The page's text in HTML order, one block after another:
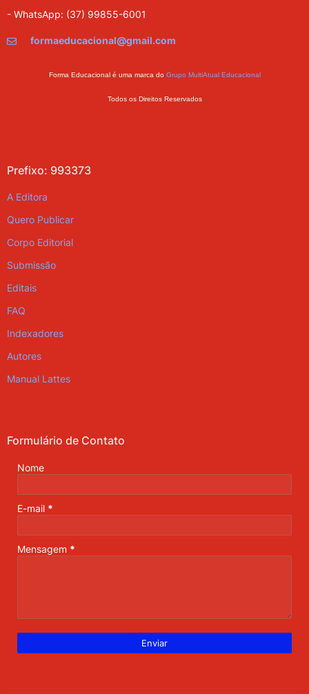
- WhatsApp: (37) 99855-6001
formaeducacional@gmail.com
Forma Educacional é uma marca do Grupo MultiAtual Educacional
Todos os Direitos Reservados
Prefixo: 993373
A Editora
Quero Publicar
Corpo Editorial
Submissão
Editais
FAQ
Indexadores
Autores
Manual Lattes
Formulário de Contato
Nome
E-mail *
Mensagem *